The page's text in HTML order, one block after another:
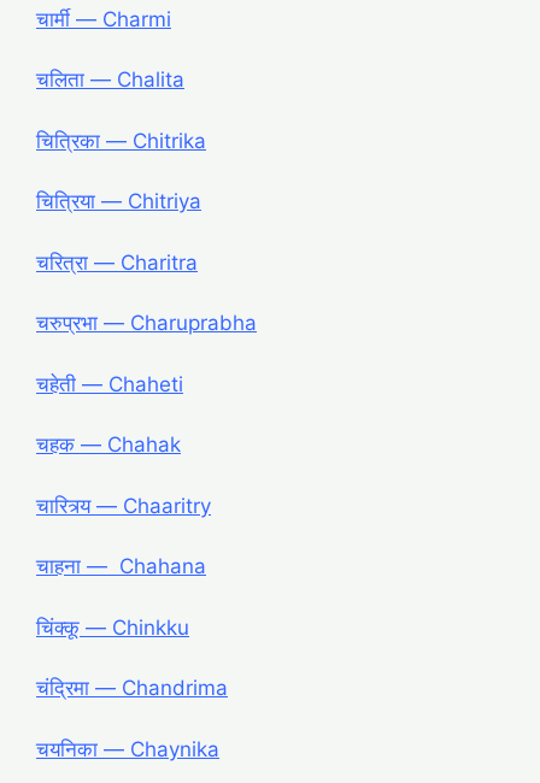
चार्मी ― Charmi
चलिता ― Chalita
चित्रिका ― Chitrika
चित्रिया ― Chitriya
चरित्रा ― Charitra
चरुप्रभा ― Charuprabha
चहेती ― Chaheti
चहक ― Chahak
चारित्र्य ― Chaaritry
चाहना ― Chahana
चिंक्कू ― Chinkku
चंद्रिमा ― Chandrima
चयनिका ― Chaynika